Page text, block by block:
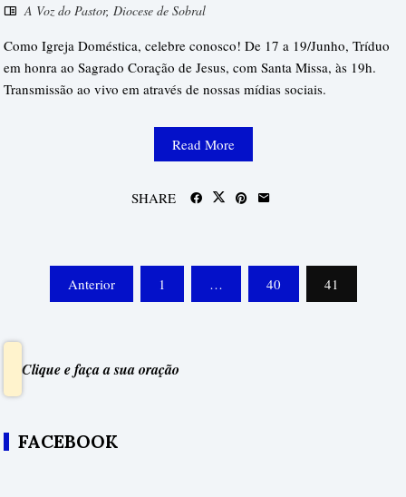
A Voz do Pastor,Diocese de Sobral
Como Igreja Doméstica, celebre conosco! De 17 a 19/Junho, Tríduo
em honra ao Sagrado Coração de Jesus, com Santa Missa, às 19h.
Transmissão ao vivo em através de nossas mídias sociais.
Read More
SHARE
Paginação
conteúdos
Anterior 1 … 40 41
Clique e faça a sua oração
FACEBOOK